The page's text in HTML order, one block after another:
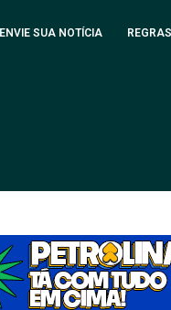
ENVIE SUA NOTÍCIA REGRAS